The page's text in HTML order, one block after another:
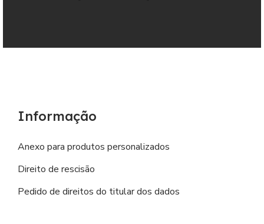
Informação
Anexo para produtos personalizados
Direito de rescisão
Pedido de direitos do titular dos dados